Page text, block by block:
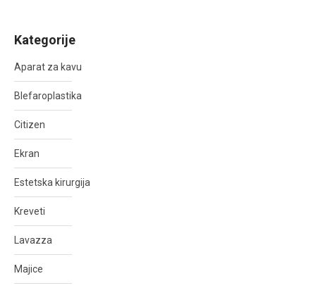
Kategorije
Aparat za kavu
Blefaroplastika
Citizen
Ekran
Estetska kirurgija
Kreveti
Lavazza
Majice